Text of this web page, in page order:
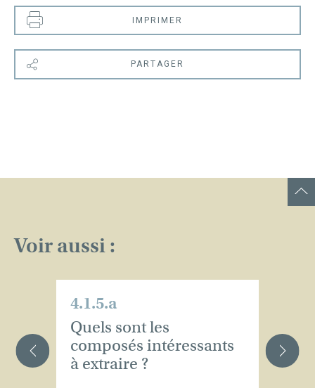
IMPRIMER
PARTAGER
Voir aussi :
4.1.5.a
Quels sont les
composés intéressants
à extraire ?